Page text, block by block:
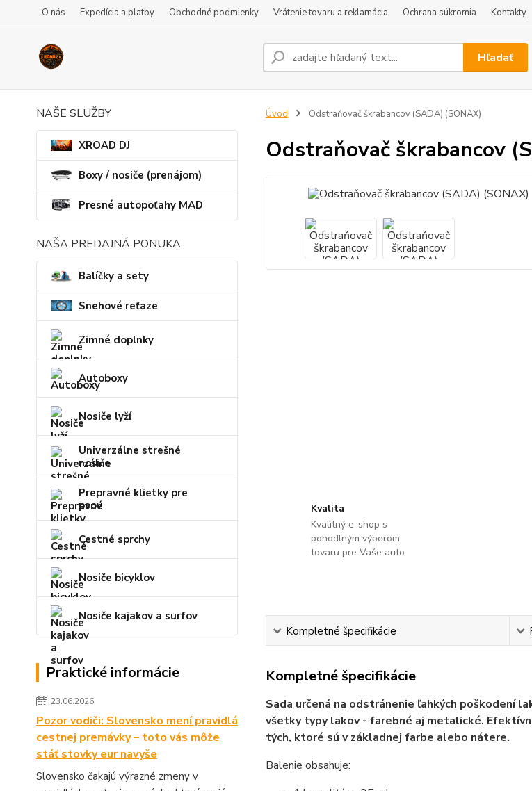
O nás Expedícia a platby Obchodné podmienky Vrátenie tovaru a reklamácia Ochrana súkromia Kontakty
Hľadať
NAŠE SLUŽBY
XROAD DJ
Boxy / nosiče (prenájom)
Presné autopoťahy MAD
NAŠA PREDAJNÁ PONUKA
Balíčky a sety
Snehové reťaze
Zimné doplnky
Autoboxy
Nosiče lyží
Univerzálne strešné
nosiče
Prepravné klietky pre
psov
Cestné sprchy
Nosiče bicyklov
Nosiče kajakov a surfov
Praktické informácie
23.06.2026
Pozor vodiči: Slovensko mení pravidlá
cestnej premávky – toto vás môže
stáť stovky eur navyše
Slovensko čakajú výrazné zmeny v
Úvod Odstraňovač škrabancov (SADA) (SONAX)
Odstraňovač škrabancov
Kvalita
Kvalitný e-shop s
pohodlným výberom
tovaru pre Vaše auto.
Kompletné špecifikácie
Kompletné špecifikácie
Sada určená na odstránenie ľahkých poškodení
všetky typy lakov - farebné aj metalické.
tých, ktoré sú v základnej farbe alebo nátere.
Balenie obsahuje: